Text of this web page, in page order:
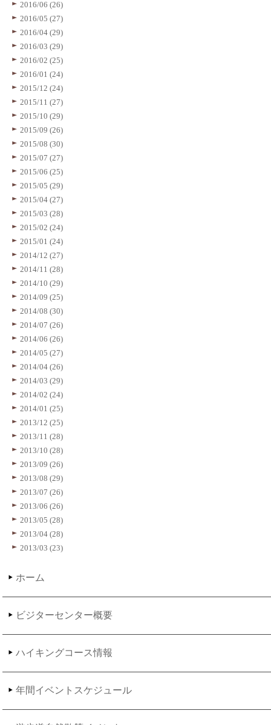
2016/06 (26)
2016/05 (27)
2016/04 (29)
2016/03 (29)
2016/02 (25)
2016/01 (24)
2015/12 (24)
2015/11 (27)
2015/10 (29)
2015/09 (26)
2015/08 (30)
2015/07 (27)
2015/06 (25)
2015/05 (29)
2015/04 (27)
2015/03 (28)
2015/02 (24)
2015/01 (24)
2014/12 (27)
2014/11 (28)
2014/10 (29)
2014/09 (25)
2014/08 (30)
2014/07 (26)
2014/06 (26)
2014/05 (27)
2014/04 (26)
2014/03 (29)
2014/02 (24)
2014/01 (25)
2013/12 (25)
2013/11 (28)
2013/10 (28)
2013/09 (26)
2013/08 (29)
2013/07 (26)
2013/06 (26)
2013/05 (28)
2013/04 (28)
2013/03 (23)
ホーム
ビジターセンター概要
ハイキングコース情報
年間イベントスケジュール